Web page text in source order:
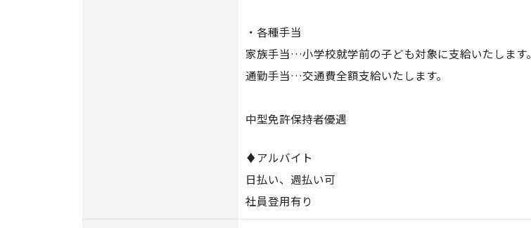
・各種手当
家族手当…小学校就学前の子ども対象に支給いたします。
通勤手当…交通費全額支給いたします。
中型免許保持者優遇
♦アルバイト
日払い、週払い可
社員登用有り